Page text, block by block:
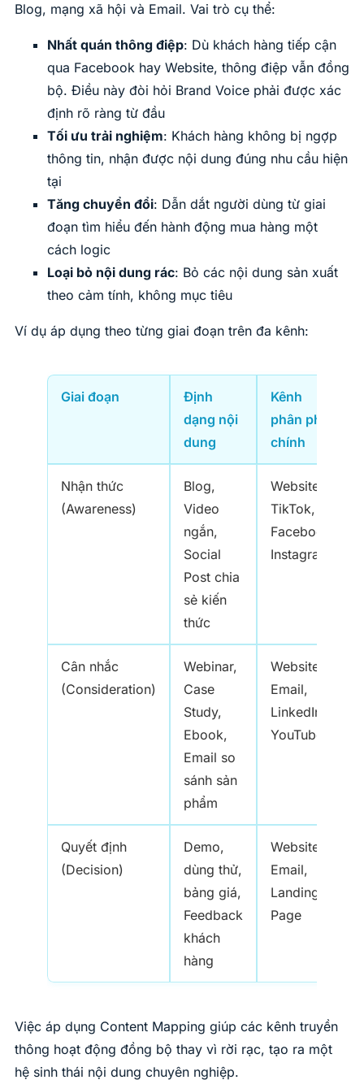
Blog, mạng xã hội và Email. Vai trò cụ thể:
Nhất quán thông điệp: Dù khách hàng tiếp cận
qua Facebook hay Website, thông điệp vẫn đồng
bộ. Điều này đòi hỏi Brand Voice phải được xác
định rõ ràng từ đầu
Tối ưu trải nghiệm: Khách hàng không bị ngợp
thông tin, nhận được nội dung đúng nhu cầu hiện
tại
Tăng chuyển đổi: Dẫn dắt người dùng từ giai
đoạn tìm hiểu đến hành động mua hàng một
cách logic
Loại bỏ nội dung rác: Bỏ các nội dung sản xuất
theo cảm tính, không mục tiêu
Ví dụ áp dụng theo từng giai đoạn trên đa kênh:
Giai đoạn
Định
dạng nội
dung
Kênh
phân phối
chính
Nhận thức
(Awareness)
Blog,
Video
ngắn,
Social
Post chia
sẻ kiến
thức
Website,
TikTok,
Facebook,
Instagram
Cân nhắc
(Consideration)
Webinar,
Case
Study,
Ebook,
Email so
sánh sản
phẩm
Website,
Email,
LinkedIn,
YouTube
Quyết định
(Decision)
Demo,
dùng thử,
bảng giá,
Feedback
khách
hàng
Website,
Email,
Landing
Page
Việc áp dụng Content Mapping giúp các kênh truyền
thông hoạt động đồng bộ thay vì rời rạc, tạo ra một
hệ sinh thái nội dung chuyên nghiệp.